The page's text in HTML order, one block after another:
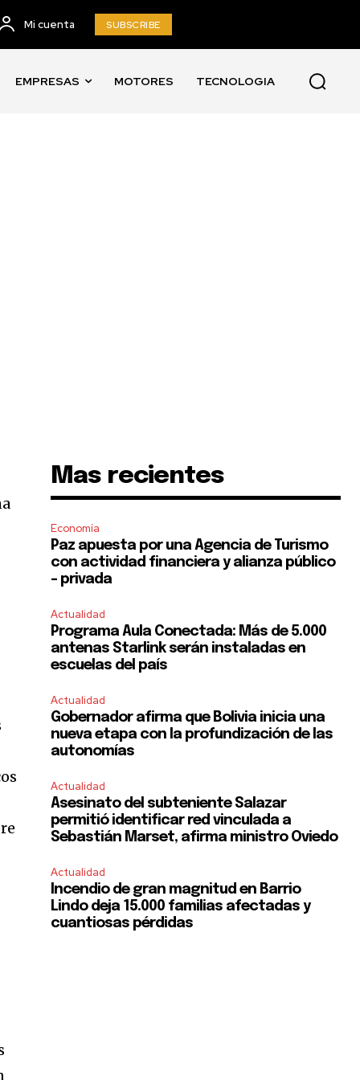
Mi cuenta SUBSCRIBE
EMPRESAS MOTORES TECNOLOGIA
Mas recientes
Economía
Paz apuesta por una Agencia de Turismo
con actividad financiera y alianza público
– privada
Actualidad
Programa Aula Conectada: Más de 5.000
antenas Starlink serán instaladas en
escuelas del país
Actualidad
Gobernador afirma que Bolivia inicia una
nueva etapa con la profundización de las
autonomías
Actualidad
Asesinato del subteniente Salazar
permitió identificar red vinculada a
Sebastián Marset, afirma ministro Oviedo
Actualidad
Incendio de gran magnitud en Barrio
Lindo deja 15.000 familias afectadas y
cuantiosas pérdidas